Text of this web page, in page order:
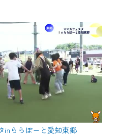
inららぽーと愛知東郷